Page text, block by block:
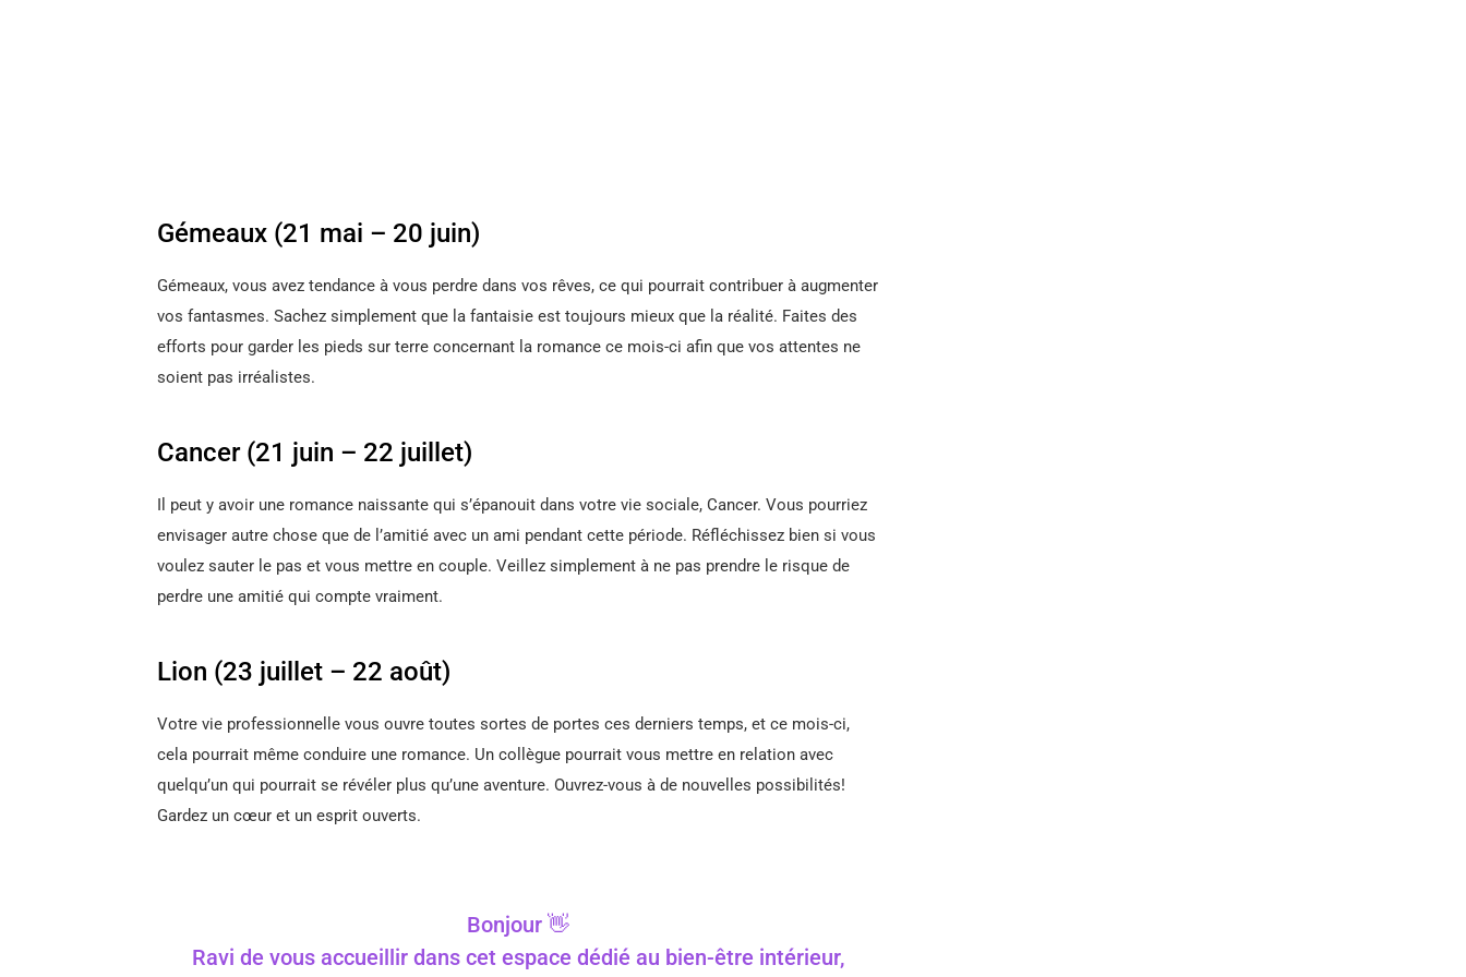
Gémeaux (21 mai – 20 juin)
Gémeaux, vous avez tendance à vous perdre dans vos rêves, ce qui pourrait contribuer à augmenter
vos fantasmes. Sachez simplement que la fantaisie est toujours mieux que la réalité. Faites des
efforts pour garder les pieds sur terre concernant la romance ce mois-ci afin que vos attentes ne
soient pas irréalistes.
Cancer (21 juin – 22 juillet)
Il peut y avoir une romance naissante qui s’épanouit dans votre vie sociale, Cancer. Vous pourriez
envisager autre chose que de l’amitié avec un ami pendant cette période. Réfléchissez bien si vous
voulez sauter le pas et vous mettre en couple. Veillez simplement à ne pas prendre le risque de
perdre une amitié qui compte vraiment.
Lion (23 juillet – 22 août)
Votre vie professionnelle vous ouvre toutes sortes de portes ces derniers temps, et ce mois-ci,
cela pourrait même conduire une romance. Un collègue pourrait vous mettre en relation avec
quelqu’un qui pourrait se révéler plus qu’une aventure. Ouvrez-vous à de nouvelles possibilités!
Gardez un cœur et un esprit ouverts.
Bonjour 👋
Ravi de vous accueillir dans cet espace dédié au bien-être intérieur,